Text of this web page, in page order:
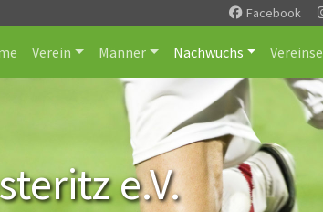
Facebook
Verein Männer Nachwuchs
e.V.